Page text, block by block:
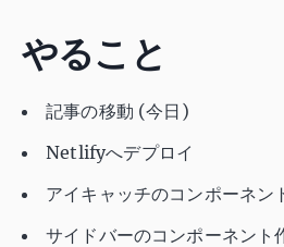
やること
記事の移動 (今日)
Netlifyへデプロイ
アイキャッチのコンポーネン
サイドバーのコンポーネント